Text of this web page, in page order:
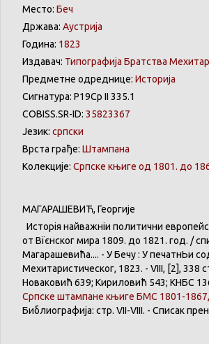
Место: Беч
Држава: Аустрија
Година: 1823
Издавач: Типографија Братства
Предметне одреднице: Историја
Сигнатура: Р19Ср II 335.1
COBISS.SR-ID: 35823367
Језик: српски
Врста грађе: Штампана
Колекције: Српске књиге од 1801. до
МАГАРАШЕВИЋ, Георгије
Исторія найважніи политични
от Вїєнскогмира 1809. до 1821. год. /
Магарашевића.... - УБечу: УпечатнЬи
Мехитаристическог, 1823. - VIII, [2], 338
Новаковић 639; Кириловић 543; КНБС
Српске штампане књиге БМС 1801-
Библиографија: стр. VII-VIII. - Списак